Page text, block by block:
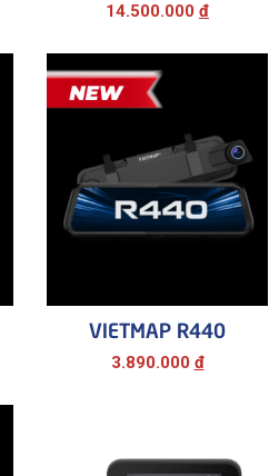
14.500.000 đ
VIETMAP R440
3.890.000 đ